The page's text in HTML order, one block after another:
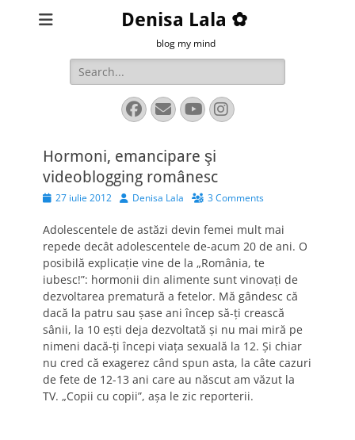
Denisa Lala ✿
blog my mind
Search
for:
Facebook
EmailYouTube
Instagram
Hormoni, emancipare şi
videoblogging românesc
Posted27 iulie 2012 AuthorDenisa Lala 3 Comments
Adolescentele de astăzi devin femei mult mai
repede decât adolescentele de-acum 20 de ani. O
posibilă explicaţie vine de la „România, te
iubesc!”: hormonii din alimente sunt vinovaţi de
dezvoltarea prematură a fetelor. Mă gândesc că
dacă la patru sau şase ani încep să-ţi crească
sânii, la 10 eşti deja dezvoltată şi nu mai miră pe
nimeni dacă-ţi începi viaţa sexuală la 12. Şi chiar
nu cred că exagerez când spun asta, la câte cazuri
de fete de 12-13 ani care au născut am văzut la
TV. „Copii cu copii”, aşa le zic reporterii.